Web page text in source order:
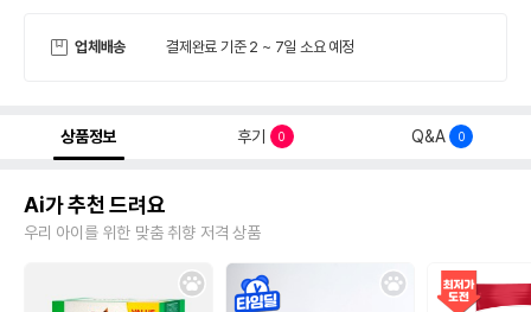
업체배송 결제완료 기준 2 ~ 7일 소요 예정
상품정보 후기 0 Q&A 0
Ai가 추천 드려요
우리 아이를 위한 맞춤 취향 저격 상품